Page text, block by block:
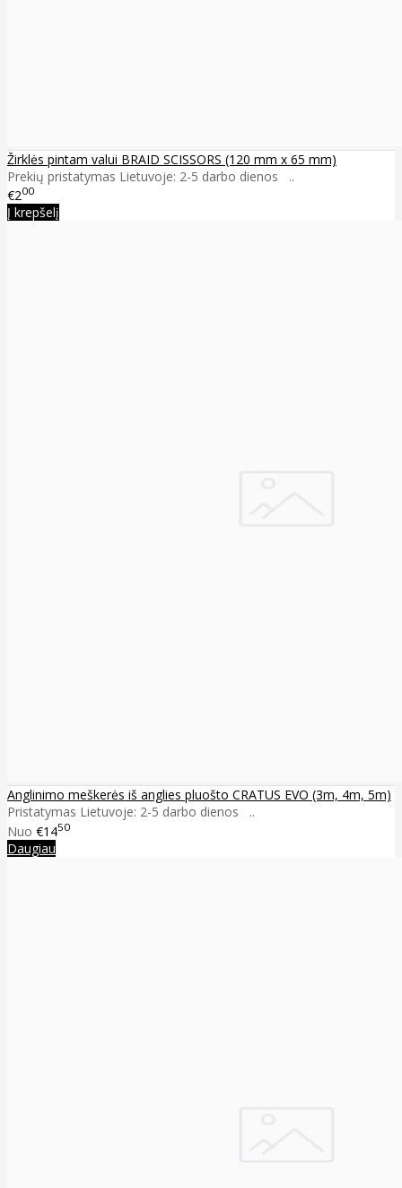
Žirklės pintam valui BRAID SCISSORS (120 mm x 65 mm)
Prekių pristatymas Lietuvoje: 2-5 darbo dienos ..
€200
Į krepšelį
Anglinimo meškerės iš anglies pluošto CRATUS EVO (3m, 4m, 5m)
Pristatymas Lietuvoje: 2-5 darbo dienos ..
Nuo €1450
Daugiau